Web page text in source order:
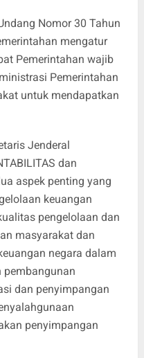
Nomor 30 Tahun
mengatur
Pemerintahan wajib
Pemerintahan
untuk mendapatkan
Jenderal
dan
aspek penting yang
keuangan
pengelolaan dan
masyarakat dan
negara dalam
pembangunan
dan penyimpangan
penyimpangan